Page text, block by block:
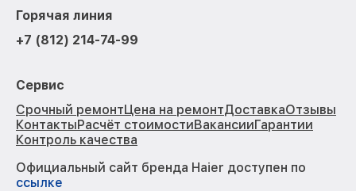
Горячая линия
+7 (812) 214-74-99
Сервис
Срочный ремонтЦена на ремонтДоставкаОтзывы
КонтактыРасчёт стоимостиВакансииГарантии
Контроль качества
Официальный сайт бренда Haier доступен по
ссылке